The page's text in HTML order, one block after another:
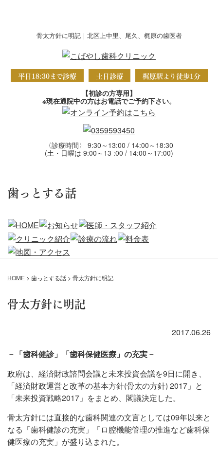
骨太方針に明記｜北区上中里、尾久、梶原の歯医者
平日18:30まで診療 土日診療 梶原駅より徒歩1分
【初診の方専用】
※現在通院中の方はお電話でご予約下さい。
〈診療時間〉 9:30～13:00 / 14:00～18:30
(土・日曜は 9:00～13 :00 / 14:00～17:00)
歯っとする話
HOME > 歯っとする話 > 骨太方針に明記
骨太方針に明記
2017.06.26
－「歯科健診」「歯科保健医療」の充実－
政府は、経済財政諮問会議と未来投資会議を9日に開き、
「経済財政運営と改革の基本方針(骨太の方針) 2017」と
「未来投資戦略2017」をまとめ、閣議決定した。
骨太方針には直接的な歯科関連の文言としては09年以来と
なる「歯科健診の充実」「ロ腔機能管理の推進など歯科保
健医療の充実」が盛り込まれた。